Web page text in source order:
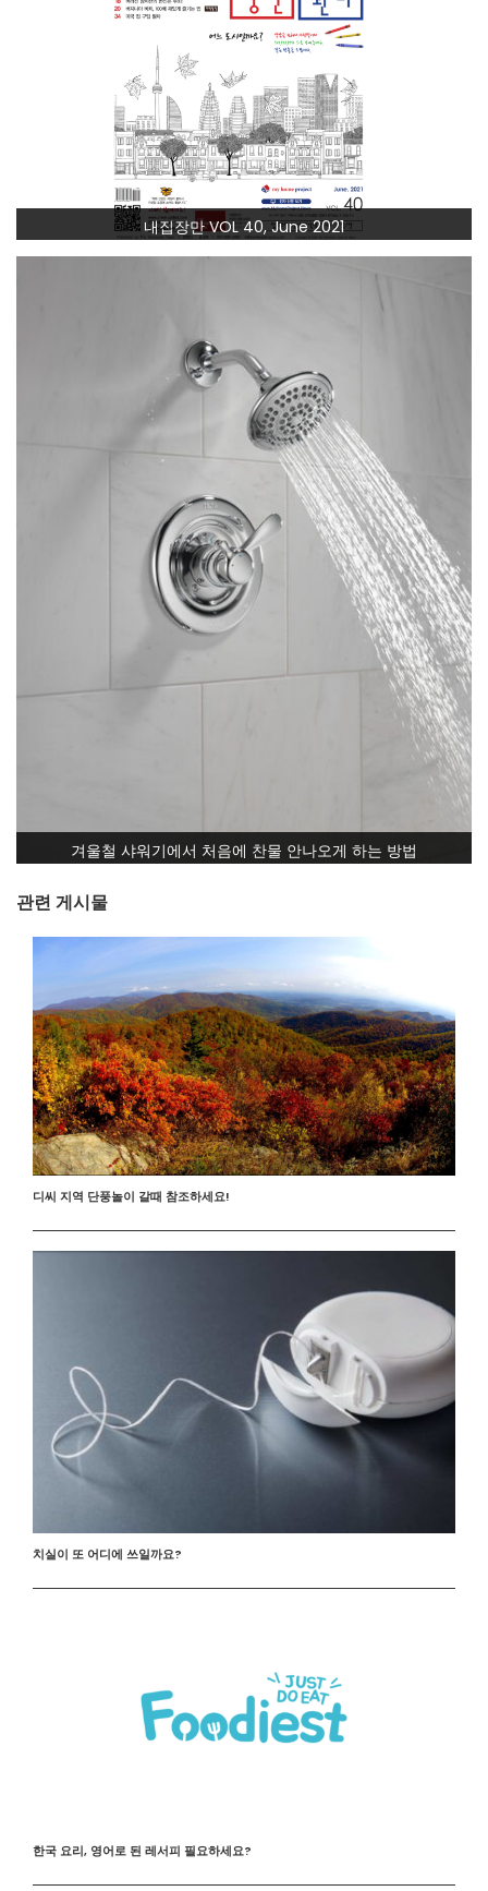
내집장만 VOL 40, June 2021
겨울철 샤워기에서 처음에 찬물 안나오게 하는 방법
관련 게시물
디씨 지역 단풍놀이 갈때 참조하세요!
치실이 또 어디에 쓰일까요?
한국 요리, 영어로 된 레서피 필요하세요?